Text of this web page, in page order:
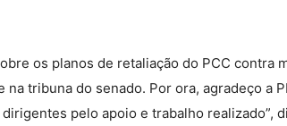
os planos de retaliação do PCC contra
tribuna do senado. Por ora, agradeço a
pelo apoio e trabalho realizado”,